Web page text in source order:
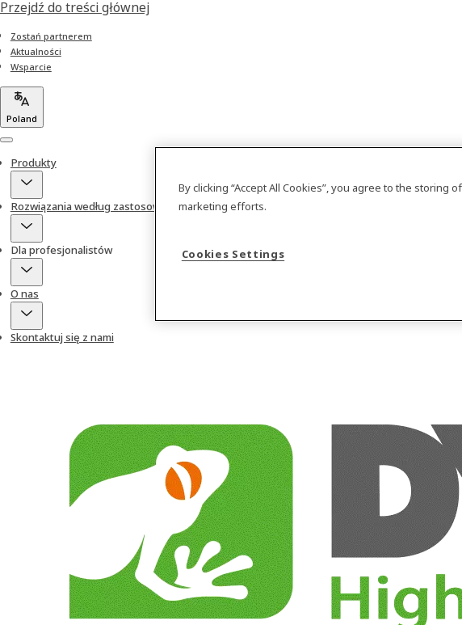
Przejdź do treści głównej
Zostań partnerem
Aktualności
Wsparcie
Poland
Menu
Produkty
Rozwiązania według zastosowań
Dla profesjonalistów
O nas
Skontaktuj się z nami
By clicking “Accept All Cookies”, you agree to the
marketing efforts.
Cookies Settings